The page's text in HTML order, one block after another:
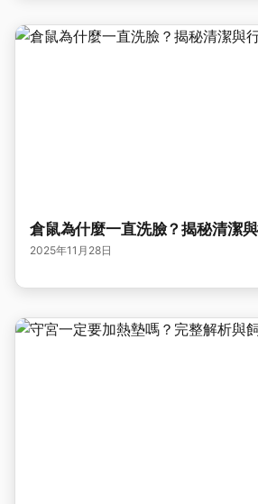
倉鼠為什麼一直洗臉？揭秘清潔
2025年11月28日